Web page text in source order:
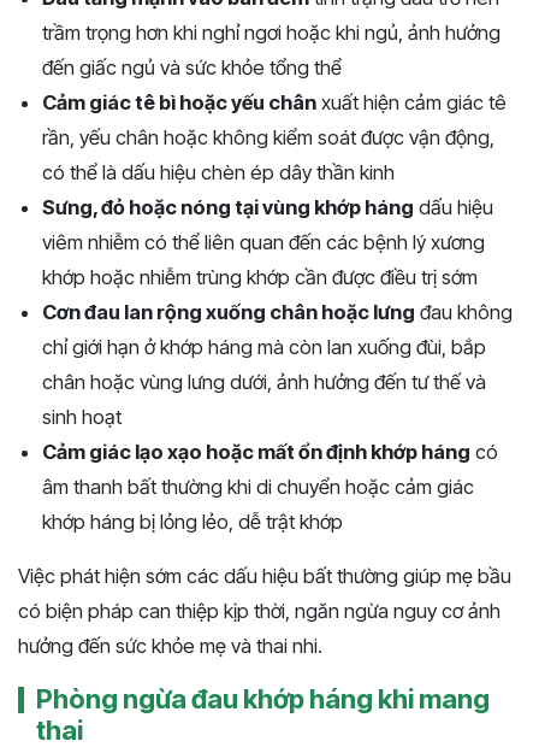
trầm trọng hơn khi nghỉ ngơi hoặc khi ngủ, ảnh hưởng
đến giấc ngủ và sức khỏe tổng thể
Cảm giác tê bì hoặc yếu chân xuất hiện cảm giác tê
rần, yếu chân hoặc không kiểm soát được vận động,
có thể là dấu hiệu chèn ép dây thần kinh
Sưng, đỏ hoặc nóng tại vùng khớp háng dấu hiệu
viêm nhiễm có thể liên quan đến các bệnh lý xương
khớp hoặc nhiễm trùng khớp cần được điều trị sớm
Cơn đau lan rộng xuống chân hoặc lưng đau không
chỉ giới hạn ở khớp háng mà còn lan xuống đùi, bắp
chân hoặc vùng lưng dưới, ảnh hưởng đến tư thế và
sinh hoạt
Cảm giác lạo xạo hoặc mất ổn định khớp háng có
âm thanh bất thường khi di chuyển hoặc cảm giác
khớp háng bị lỏng lẻo, dễ trật khớp
Việc phát hiện sớm các dấu hiệu bất thường giúp mẹ bầu
có biện pháp can thiệp kịp thời, ngăn ngừa nguy cơ ảnh
hưởng đến sức khỏe mẹ và thai nhi.
Phòng ngừa đau khớp háng khi mang
thai